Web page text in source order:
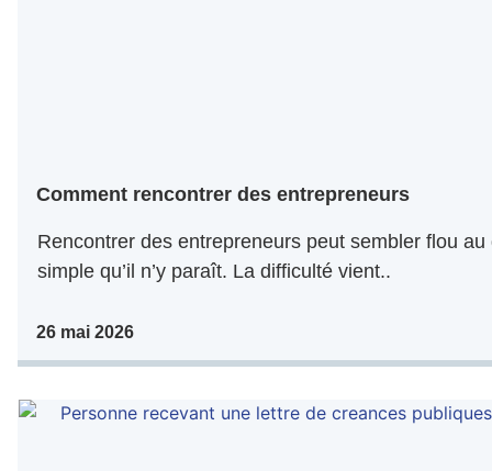
Comment rencontrer des entrepreneurs
Rencontrer des entrepreneurs peut sembler flou
simple qu’il n’y paraît. La difficulté vient..
26 mai 2026